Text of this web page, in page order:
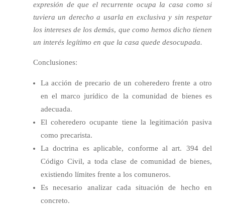
expresión de que el recurrente ocupa la casa como si
tuviera un derecho a usarla en exclusiva y sin respetar
los intereses de los demás, que como hemos dicho tienen
un interés legítimo en que la casa quede desocupada.
Conclusiones:
La acción de precario de un coheredero frente a otro
en el marco jurídico de la comunidad de bienes es
adecuada.
El coheredero ocupante tiene la legitimación pasiva
como precarista.
La doctrina es aplicable, conforme al art. 394 del
Código Civil, a toda clase de comunidad de bienes,
existiendo límites frente a los comuneros.
Es necesario analizar cada situación de hecho en
concreto.